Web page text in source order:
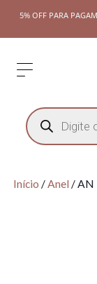
5% OFF PARA
Início /Anel / AN